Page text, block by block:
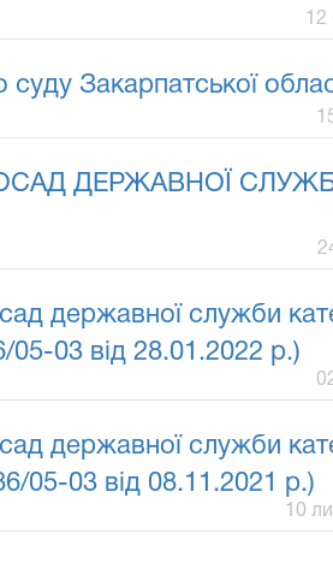
12
Закарпатської
ДЕРЖАВНОЇ
державної служби
03 від 28.01.2022 р.)
державної служби
05-03 від 08.11.2021 р.)
10